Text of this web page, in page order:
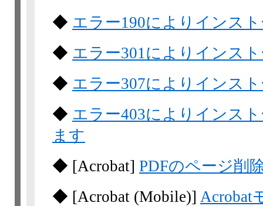
◆ エラー190によりインス
◆ エラー301によりインス
◆ エラー307によりインス
◆ エラー403によりインス
ます
◆ [Acrobat] PDFのページ削
◆ [Acrobat (Mobile)] Acrobat